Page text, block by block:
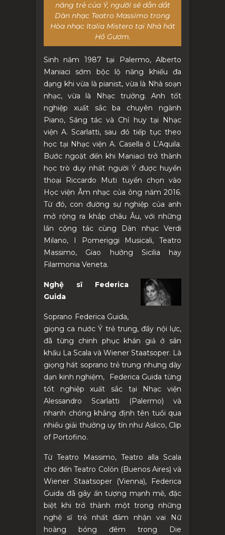
năng trẻ của Ý, người sẽ dẫn dắt
Dàn nhạc Teatro Massimo trong
Hòa nhạc Italia Mistero tại Nhà hát
Hồ Gươm.
Sinh năm 1987 tại Palermo, Alberto
Maniaci sớm bộc lộ năng khiếu đa
dạng khi vừa là pianist, vừa là Nhà soạn
nhạc, vừa là Nhạc trưởng. Anh tốt
nghiệp xuất sắc ba chuyên ngành
Piano, Sáng tác và Chỉ huy tại Nhạc
viện A. Scarlatti, sau đó tiếp tục theo
học tại Nhạc viện A. Casella ở L’Aquila.
Bước ngoặt đến khi Maniaci trở thành
học trò duy nhất người Ý được huyền
thoại Riccardo Muti tuyển chọn vào
Học viện Âm nhạc của ông năm 2016.
Từ đó, con đường sự nghiệp của anh
mở rộng ra khắp châu Âu, với những
lần cộng tác cùng Dàn nhạc Verdi
Milano, I Pomeriggi Musicali, Teatro
Massimo, Giao hưởng Sicilia hay
Filarmonia Veneta.
Nghệ sĩ Federica
Guida
Soprano Federica Guida,
giọng ca nước Ý trẻ trung, đầy nội lực,
đã từng chinh phục khán giả ở sân
khấu La Scala và Wiener Staatsoper. Là
giọng hát soprano trẻ trung nhưng dày
dạn kinh nghiệm, Federica Guida từng
tốt nghiệp xuất sắc tại Nhạc viện
Alessandro Scarlatti (Palermo) và
nhanh chóng khẳng định tên tuổi qua
nhiều giải thưởng uy tín như Aslico, Clip
of Portofino.
Từ Teatro Massimo, Teatro alla Scala
cho đến Teatro Colón (Buenos Aires) và
Wiener Staatsoper (Vienna), Federica
Guida đã gây ấn tượng mạnh mẽ, đặc
biệt khi trở thành một trong những
nghệ sĩ trẻ nhất đảm nhận vai Nữ
hoàng bóng đêm trong Die